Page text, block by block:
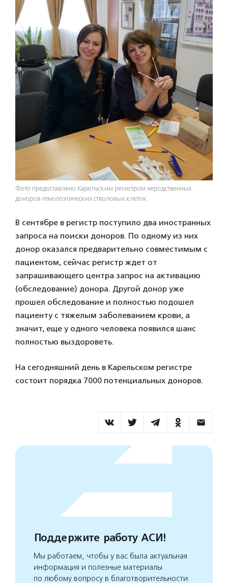
Фото предоставлено Карельским регистром неродственных
доноров гемопоэтических стволовых клеток
В сентябре в регистр поступило два иностранных
запроса на поиски доноров. По одному из них
донор оказался предварительно совместимым с
пациентом, сейчас регистр ждет от
запрашивающего центра запрос на активацию
(обследование) донора. Другой донор уже
прошел обследование и полностью подошел
пациенту с тяжелым заболеванием крови, а
значит, еще у одного человека появился шанс
полностью выздороветь.
На сегодняшний день в Карельском регистре
состоит порядка 7000 потенциальных доноров.
Поддержите работу АСИ!
Мы работаем, чтобы у вас была актуальная
информация и полезные материалы
по любому вопросу в благотворительности.